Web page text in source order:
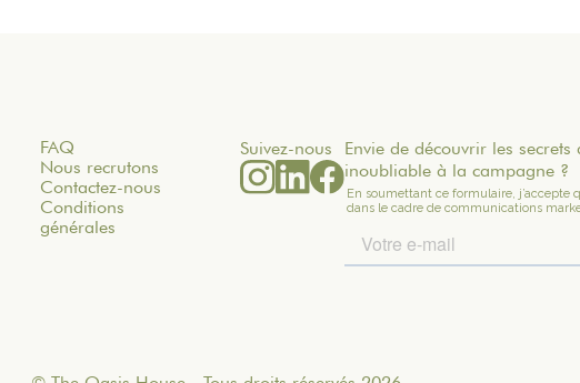
FAQ
Nous recrutons
Contactez-nous
Conditions
générales
Suivez-nous
Envie de découvrir les
inoubliable à la campagne ?